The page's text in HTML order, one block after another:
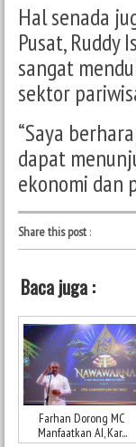
Hal senada
Pusat, Ruddy
sangat
sektor
“Saya
dapat
ekonomi dan
Share this post:
Baca juga :
Farhan Dorong MC
Manfaatkan AI, Kar...